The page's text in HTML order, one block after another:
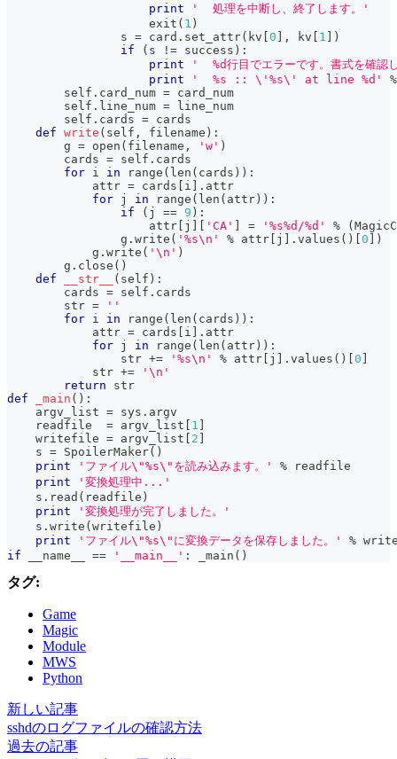
print
'  処理を中断し、終了します。'
                    exit
( 1 )
                s
= card . set_attr( kv [0 ] , kv [ 1 ] )
if
( s != success ) :
print
'  %d行目でエラーです。書式を確認
print
'  %s :: \'%s\' at line %d'
%
        self
. card_num = card_num
        self
. line_num = line_num
        self
. cards = cards
def write ( self , filename ) :
        g
= open ( filename , 'w' )
        cards
= self . cards
for i in range ( len ( cards ) ) :
            attr
= cards [ i ] . attr
for j in range ( len ( attr) ) :
if
( j == 9 ) :
                    attr
[ j ] [ 'CA' ] = '%s%d/%d' % (
                g
. write ( '%s\n' % attr [ j ] . values ( ) [0 ] )
            g
. write ( '\n' )
        g
. close ( )
def
__str__ ( self ) :
        cards
= self . cards
str =
''
for i in range ( len ( cards ) ) :
            attr
= cards [ i ] . attr
for j in range ( len ( attr) ) :
str += '%s\n' % attr [ j ] . values ( ) [0 ]
str +=
'\n'
return
str
def
_main ( ) :
    argv_list
= sys . argv
    readfile
= argv_list [ 1 ]
    writefile
= argv_list [ 2 ]
    s
= SpoilerMaker( )
print
'ファイル\"%s\"を読み込みます。' % readfile
print
'変換処理中...'
    s
. read ( readfile )
print
'変換処理が完了しました。'
    s
. write (writefile )
print
'ファイル\"%s\"に変換データを保存しました。' %
if __name__ == '__main__' : _main ( )
タグ:
Game
Magic
Module
MWS
Python
新しい記事
sshdのログファイルの確認方法
過去の記事